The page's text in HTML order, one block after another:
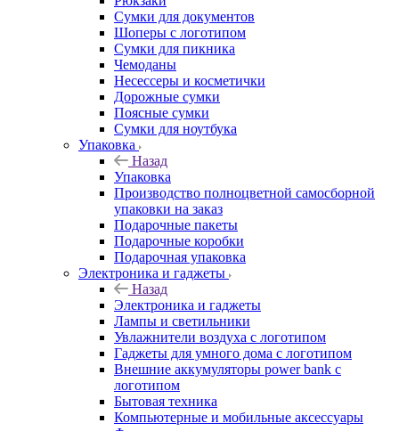
Сумки для документов
Шоперы с логотипом
Сумки для пикника
Чемоданы
Несессеры и косметички
Дорожные сумки
Поясные сумки
Сумки для ноутбука
Упаковка
Назад
Упаковка
Производство полноцветной самосборной
упаковки на заказ
Подарочные пакеты
Подарочные коробки
Подарочная упаковка
Электроника и гаджеты
Назад
Электроника и гаджеты
Лампы и светильники
Увлажнители воздуха с логотипом
Гаджеты для умного дома с логотипом
Внешние аккумуляторы power bank с
логотипом
Бытовая техника
Компьютерные и мобильные аксессуары